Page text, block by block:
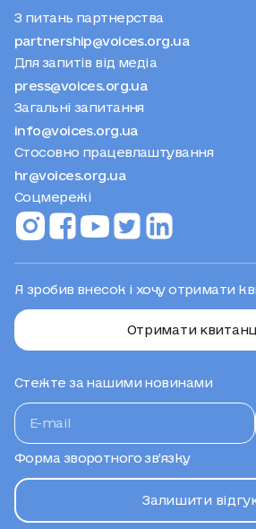
З питань партнерства
partnership@voices.org.ua
Для запитів від медіа
press@voices.org.ua
Загальні запитання
info@voices.org.ua
Стосовно працевлаштування
hr@voices.org.ua
Соцмережі
Я зробив внесок і хочу отримати
Отримати
Стежте за нашими новинами
Форма зворотного зв’язку
Залишити